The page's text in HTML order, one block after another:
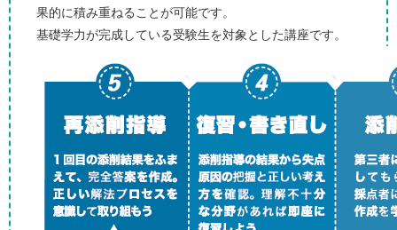
果的に積み重ねることが可能です。
基礎学力が完成している受験生を対象とした講座です。